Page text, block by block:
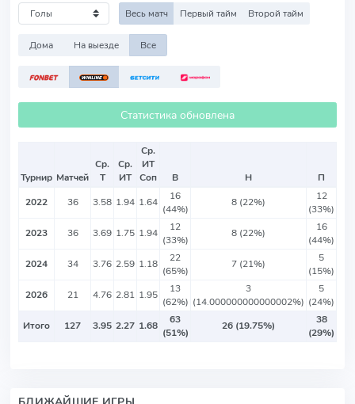
Весь матч Первый тайм Второй тайм
Дома На выезде Все
Статистика обновлена
Турнир Матчей
Ср.
Т
Ср.
ИТ
Ср.
ИТ
Соп
В Н
П
2022
36 3.58 1.94 1.64
16
(44%)
8 (22%)
12
(33%)
2023
36 3.69 1.75 1.94
12
(33%)
8 (22%)
16
(44%)
2024
34 3.76 2.59 1.18
22
(65%)
7 (21%)
5
(15%)
2026
21 4.76 2.81 1.95
13
(62%)
3
(14.000000000000002%)
5
(24%)
Итого
127 3.95 2.27 1.68
63
(51%)
26 (19.75%)
38
(29%)